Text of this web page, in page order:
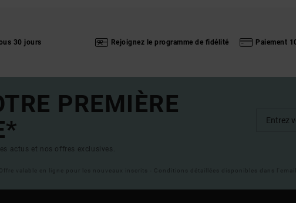
30 jours Rejoignez le programme de fidélité Paiement
PREMIÈRE
actus et nos offres exclusives.
Offre valable en ligne pour les nouveaux inscrits - Conditions détaillées disponibles dans